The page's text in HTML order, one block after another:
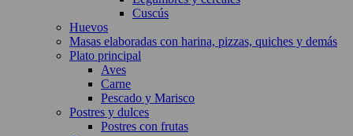
Cuscús
Huevos
Masas elaboradas con harina, pizzas, quiches y demás
Plato principal
Aves
Carne
Pescado y Marisco
Postres y dulces
Postres con frutas